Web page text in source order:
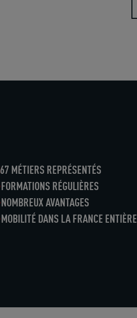
67 MÉTIERS REPRÉSENTÉS
FORMATIONS RÉGULIÈRES
NOMBREUX AVANTAGES
MOBILITÉ DANS LA FRANCE ENTIÈRE